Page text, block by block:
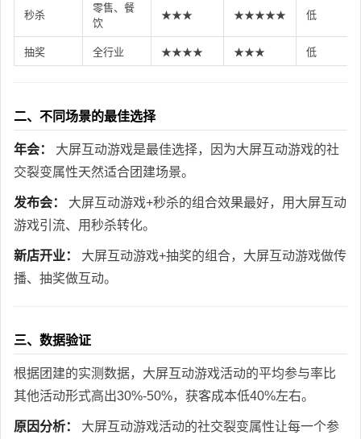
秒杀
零售、餐
饮
★★★ ★★★★★ 低
抽奖 全行业 ★★★★ ★★★ 低
二、不同场景的最佳选择
年会：
大屏互动游戏是最佳选择，因为大屏互动游戏的社
交裂变属性天然适合团建场景。
发布会：
大屏互动游戏+秒杀的组合效果最好，用大屏互动
游戏引流、用秒杀转化。
新店开业：
大屏互动游戏+抽奖的组合，大屏互动游戏做传
播、抽奖做互动。
三、数据验证
根据团建的实测数据，大屏互动游戏活动的平均参与率比
其他活动形式高出30%-50%，获客成本低40%左右。
原因分析：
大屏互动游戏活动的社交裂变属性让每一个参